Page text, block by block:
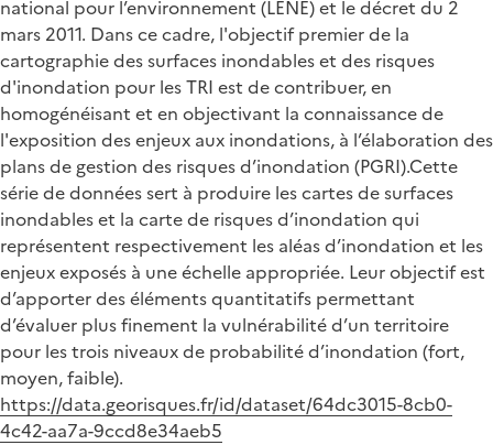
national pour l’environnement (LENE) et le décret du 2
mars 2011. Dans ce cadre, l'objectif premier de la
cartographie des surfaces inondables et des risques
d'inondation pour les TRI est de contribuer, en
homogénéisant et en objectivant la connaissance de
l'exposition des enjeux aux inondations, à l’élaboration des
plans de gestion des risques d’inondation (PGRI).Cette
série de données sert à produire les cartes de surfaces
inondables et la carte de risques d’inondation qui
représentent respectivement les aléas d’inondation et les
enjeux exposés à une échelle appropriée. Leur objectif est
d’apporter des éléments quantitatifs permettant
d’évaluer plus finement la vulnérabilité d’un territoire
pour les trois niveaux de probabilité d’inondation (fort,
moyen, faible).
https://data.georisques.fr/id/dataset/64dc3015-8cb0-
4c42-aa7a-9ccd8e34aeb5